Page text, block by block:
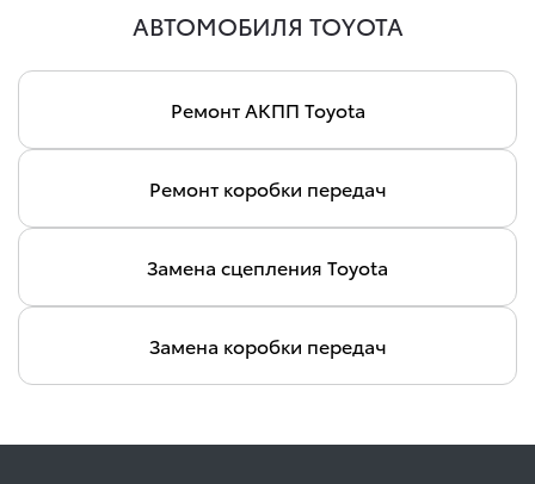
АВТОМОБИЛЯ TOYOTA
Ремонт АКПП Toyota
Ремонт коробки передач
Замена сцепления Toyota
Замена коробки передач